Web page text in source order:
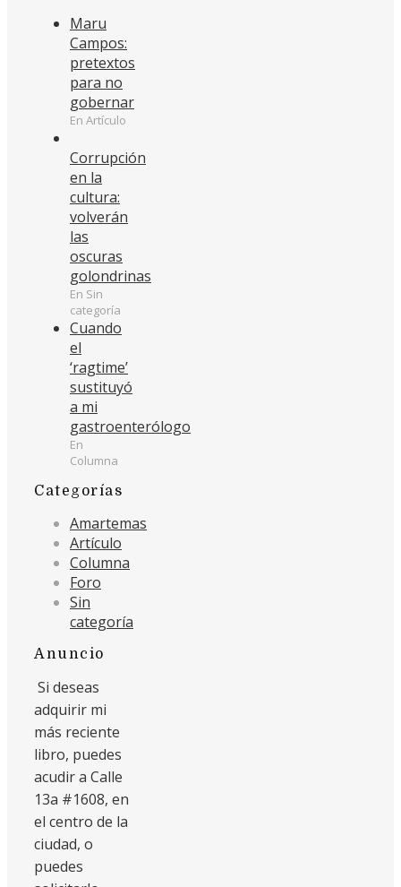
Maru
Campos:
pretextos
para no
gobernar
En Artículo
Corrupción
en la
cultura:
volverán
las
oscuras
golondrinas
En Sin
categoría
Cuando
el
‘ragtime’
sustituyó
a mi
gastroenterólogo
En
Columna
Categorías
Amartemas
Artículo
Columna
Foro
Sin
categoría
Anuncio
Si deseas
adquirir mi
más reciente
libro, puedes
acudir a Calle
13a #1608, en
el centro de la
ciudad, o
puedes